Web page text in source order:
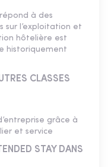
à des
sur l’exploitation et
hôtelière est
historiquement
CLASSES
grâce à
et service
STAY DANS